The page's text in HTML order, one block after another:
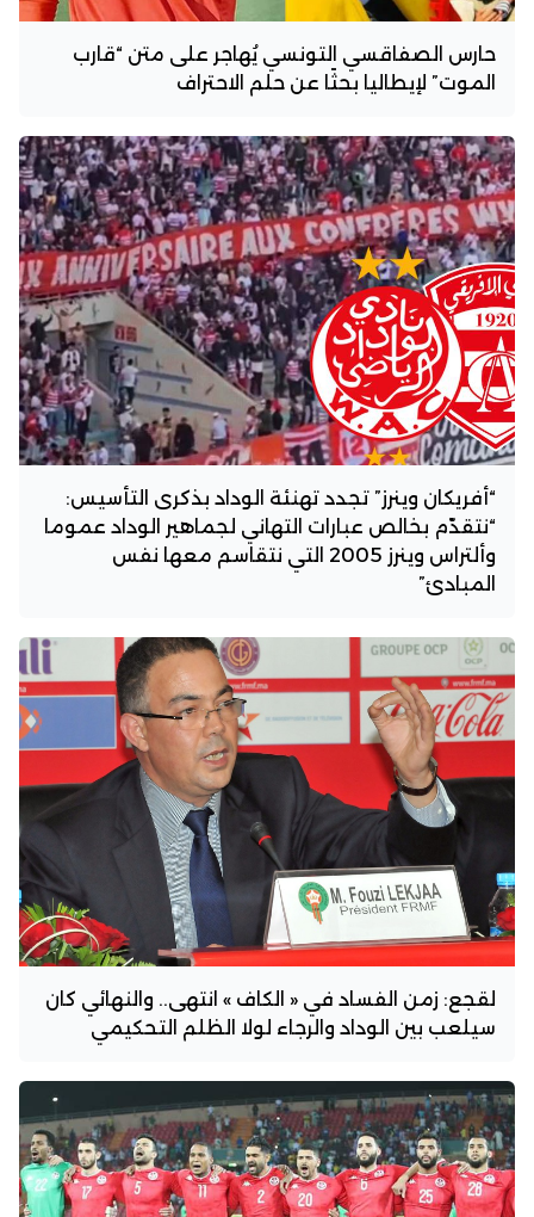
حارس الصفاقسي التونسي يُهاجر على متن “قارب
الموت” لإيطاليا بحثًا عن حلم الاحتراف
“أفريكان وينرز” تجدد تهنئة الوداد بذكرى التأسيس:
“نتقدّم بخالص عبارات التهاني لجماهير الوداد عموما
وألتراس وينرز 2005 التي نتقاسم معها نفس
المبادئ”
لقجع: زمن الفساد في « الكاف » انتهى.. والنهائي كان
سيلعب بين الوداد والرجاء لولا الظلم التحكيمي